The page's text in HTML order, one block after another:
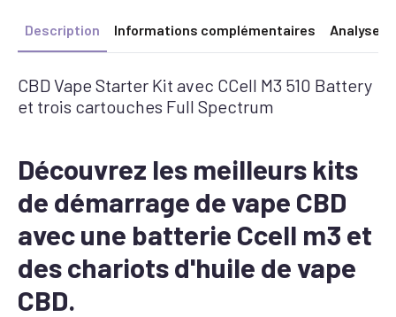
Description Informations complémentaires Analyse
CBD Vape Starter Kit avec CCell M3 510 Battery
et trois cartouches Full Spectrum
Découvrez les meilleurs kits
de démarrage de vape CBD
avec une batterie Ccell m3 et
des chariots d'huile de vape
CBD.